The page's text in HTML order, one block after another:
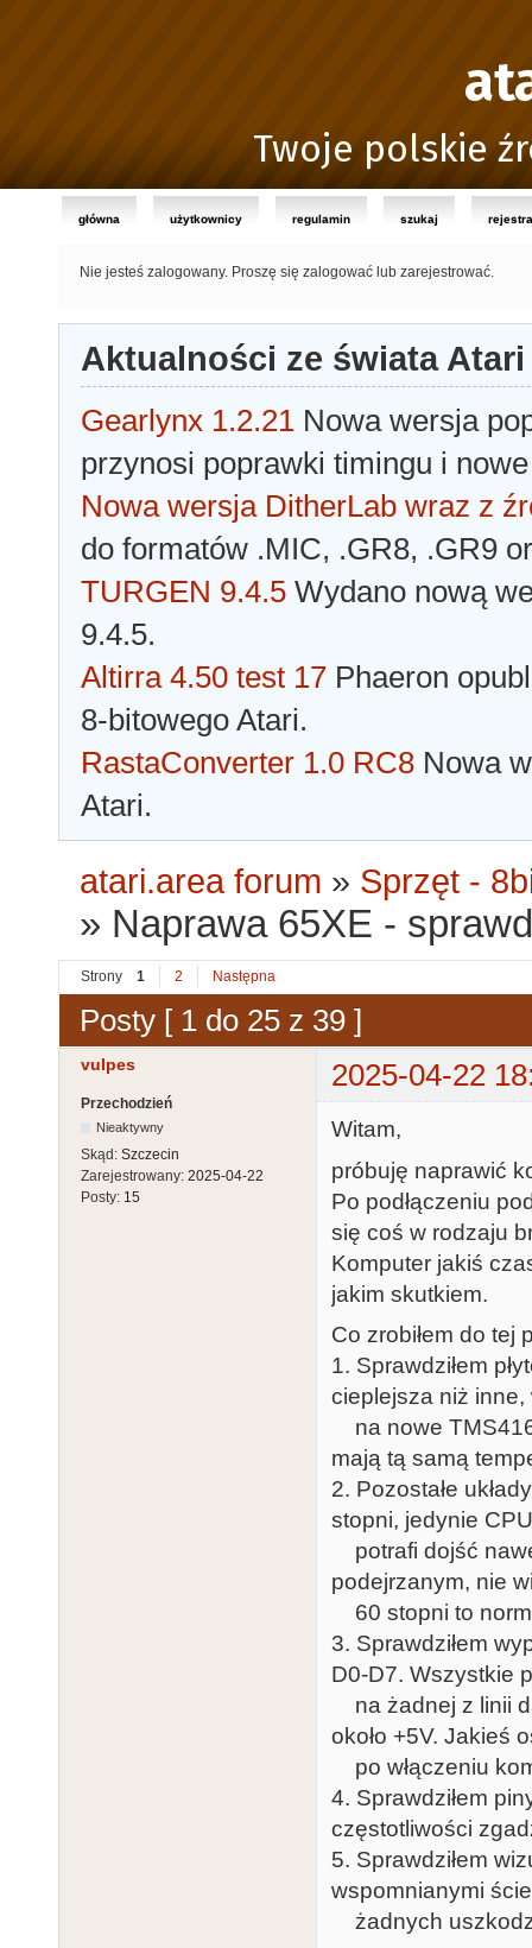
Twoje polskie
główna użytkownicy regulamin szukaj
Nie jesteś zalogowany. Proszę się zalogować lub zarejestrować.
Aktualności ze świata Atari
Gearlynx 1.2.21 Nowa wersja
przynosi poprawki timingu i
Nowa wersja DitherLab wraz z
do formatów .MIC, .GR8, .GR9
TURGEN 9.4.5 Wydano nową
9.4.5.
Altirra 4.50 test 17 Phaeron
8-bitowego Atari.
RastaConverter 1.0 RC8 Nowa
Atari.
atari.area forum » Sprzęt -
» Naprawa 65XE -
Strony 1 2 Następna
Posty [ 1 do 25 z 39 ]
vulpes 2025-04-22
Przechodzień
Nieaktywny
Skąd: Szczecin
Zarejestrowany: 2025-04-22
Posty: 15
Witam,
próbuję naprawić
Po podłączeniu
się coś w rodzaju
Komputer jakiś
jakim skutkiem.
Co zrobiłem do tej
1. Sprawdziłem
cieplejsza niż inne,
na nowe
mają tą samą
2. Pozostałe
stopni, jedynie
potrafi dojść
podejrzanym, nie
60 stopni to
3. Sprawdziłem
D0-D7. Wszystkie
na żadnej z linii
około +5V. Jakieś
po włączeniu
4. Sprawdziłem
częstotliwości
5. Sprawdziłem
wspomnianymi
żadnych